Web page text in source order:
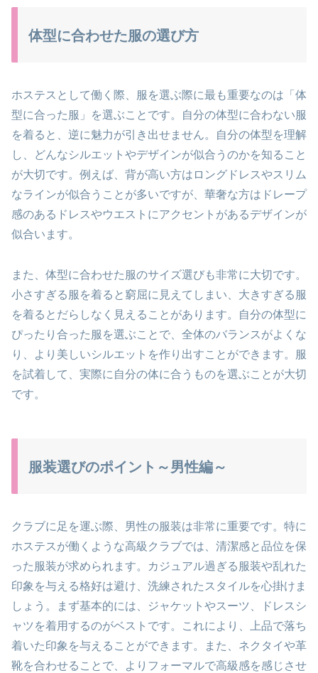
体型に合わせた服の選び方
ホステスとして働く際、服を選ぶ際に最も重要なのは「体
型に合った服」を選ぶことです。自分の体型に合わない服
を着ると、逆に魅力が引き出せません。自分の体型を理解
し、どんなシルエットやデザインが似合うのかを知ること
が大切です。例えば、背が高い方はロングドレスやスリム
なラインが似合うことが多いですが、華奢な方はドレープ
感のあるドレスやウエストにアクセントがあるデザインが
似合います。
また、体型に合わせた服のサイズ選びも非常に大切です。
小さすぎる服を着ると窮屈に見えてしまい、大きすぎる服
を着るとだらしなく見えることがあります。自分の体型に
ぴったり合った服を選ぶことで、全体のバランスがよくな
り、より美しいシルエットを作り出すことができます。服
を試着して、実際に自分の体に合うものを選ぶことが大切
です。
服装選びのポイント～男性編～
クラブに足を運ぶ際、男性の服装は非常に重要です。特に
ホステスが働くような高級クラブでは、清潔感と品位を保
った服装が求められます。カジュアル過ぎる服装や乱れた
印象を与える格好は避け、洗練されたスタイルを心掛けま
しょう。まず基本的には、ジャケットやスーツ、ドレスシ
ャツを着用するのがベストです。これにより、上品で落ち
着いた印象を与えることができます。また、ネクタイや革
靴を合わせることで、よりフォーマルで高級感を感じさせ